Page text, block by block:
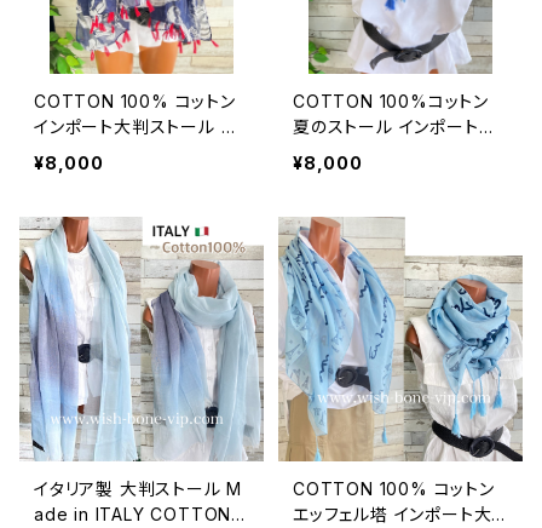
COTTON 100% コットン
インポート大判ストール ｜
ロングストール・心地よい肌
触りのスカーフ/ネイビー＆
¥8,000
COTTON 100%コットン
夏のストール インポート大
判・ロングストール・通気
性・肌触り良いスカーフ/エ
¥8,000
イタリア製 大判ストール M
ade in ITALY COTTON 1
COTTON 100% コットン
エッフェル塔 インポート大